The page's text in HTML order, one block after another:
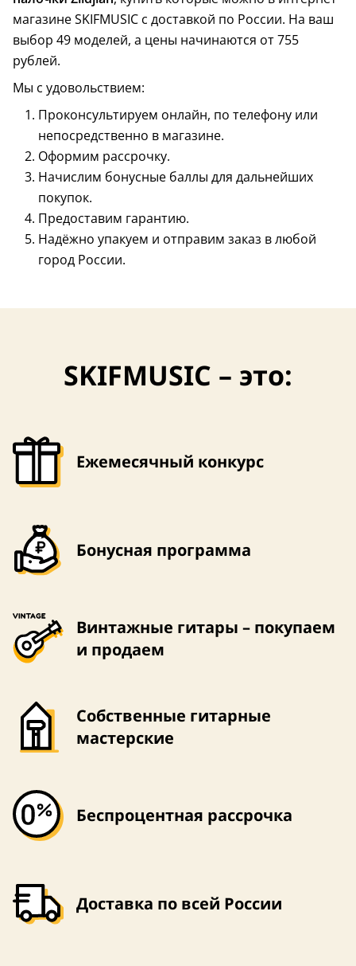
США
магазине SKIFMUSIC с доставкой по России. На ваш
выбор 49 моделей, а цены начинаются от 755
рублей.
Мы с удовольствием:
Проконсультируем онлайн, по телефону или
непосредственно в магазине.
Оформим рассрочку.
Начислим бонусные баллы для дальнейших
покупок.
Предоставим гарантию.
Надёжно упакуем и отправим заказ в любой
город России.
SKIFMUSIC – это:
Ежемесячный конкурс
Бонусная программа
Винтажные гитары – покупаем
и продаем
Собственные гитарные
мастерские
Беспроцентная рассрочка
Доставка по всей России